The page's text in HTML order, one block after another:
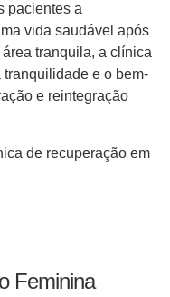
pacientes a
vida saudável após
tranquila, a clínica
e o bem-
e reintegração
de recuperação em
Feminina